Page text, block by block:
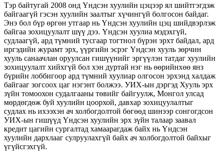
Тэр байтугай 2008 онд Үндсэн хуулийн цэцээр ял шийтгэгдэж
байгаагүй гэсэн хуулийн заалтыг хүчингүй болгосон байдаг.
Энэ бол бүр өргөн утгаар нь Үндсэн хуулийн цэц шийдвэрлэж
байгаа зохицуулалт шүү дээ. Үндсэн хуулиа мэдэхгүй,
судлаагүй, ард түмний тусгаар тогтнол бүрэн эрхт байдал, ард
иргэдийн журамт эрх, үүргийн эсрэг Үндсэн хууль зөрчин
хууль санаачлан оруулсан гишүүнийг эргүүлэн татдаг хуулийн
зохицуулалт хийхгүй бол хэн дуртай нэг нь өөрийнхөө янз
бүрийн лоббигоор ард түмний хуулиар олгосон эрхэнд халдаж
байгааг зогсоох цаг нэгэнт болжээ. УИХ-ын дэргэд Хууль эрх
зүйн томоохон судалгааны төвийг байгуулж, Монгол улсад
мөрдөгдөж буй хуулийн цоорхой, давхар зохицуулалтыг
судлах нь ихээхэн ач холбогдолтой бөгөөд шинээр сонгогдсон
УИХ-ын гишүүд Үндсэн хуулийн эрх зүйн талаар заавал
кредит цагийн сургалтад хамаарагдаж байх нь Үндсэн
хуулийн дархлааг сулруулахгүй байх ач холбогдолтой байхыг
үгүйсгэхгүй.